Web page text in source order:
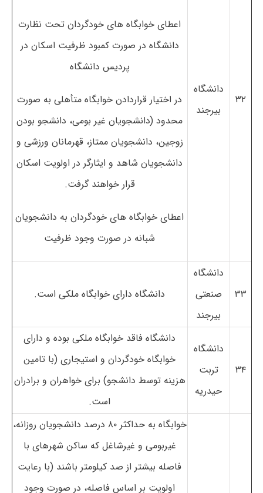
۳۲
دانشگاه
بیرجند
اعطای خوابگاه های خودگردان تحت نظارت
دانشگاه در صورت کمبود ظرفیت اسکان در
پردیس دانشگاه
در اختیار قراردادن خوابگاه متأهلی به صورت
محدود (دانشجویان غیر بومی، دانشجو بودن
زوجین، دانشجویان ممتاز، قهرمانان ورزشی و
دانشجویان شاهد و ایثارگر در اولویت اسکان
قرار خواهند گرفت.
اعطای خوابگاه های خودگردان به دانشجویان
شبانه در صورت وجود ظرفیت
۳۳
دانشگاه
صنعتی
بیرجند
دانشگاه دارای خوابگاه ملکی است.
۳۴
دانشگاه
تربت
حیدریه
دانشگاه فاقد خوابگاه ملکی بوده و دارای
خوابگاه خودگردان و استیجاری (با تامین
هزینه توسط دانشجو) برای خواهران و برادران
است.
خوابگاه به حداکثر ۸۰ درصد دانشجویان روزانه،
غیربومی و غیرشاغل که ساکن شهرهای با
فاصله بیشتر از صد کیلومتر باشند (با رعایت
اولویت بر اساس فاصله، در صورت وجود